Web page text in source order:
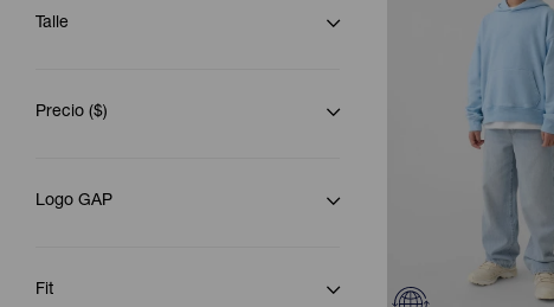
Talle
Precio ($)
Logo GAP
Fit